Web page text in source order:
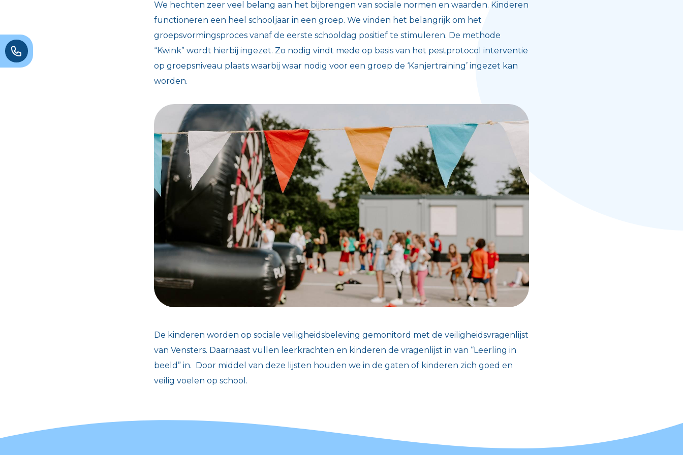
We hechten zeer veel belang aan het bijbrengen van sociale normen en waarden. Kinderen
functioneren een heel schooljaar in een groep. We vinden het belangrijk om het
groepsvormingsproces vanaf de eerste schooldag positief te stimuleren. De methode
“Kwink” wordt hierbij ingezet. Zo nodig vindt mede op basis van het pestprotocol interventie
op groepsniveau plaats waarbij waar nodig voor een groep de ‘Kanjertraining’ ingezet kan
worden.
De kinderen worden op sociale veiligheidsbeleving gemonitord met de veiligheidsvragenlijst
van Vensters. Daarnaast vullen leerkrachten en kinderen de vragenlijst in van “Leerling in
beeld” in. Door middel van deze lijsten houden we in de gaten of kinderen zich goed en
veilig voelen op school.